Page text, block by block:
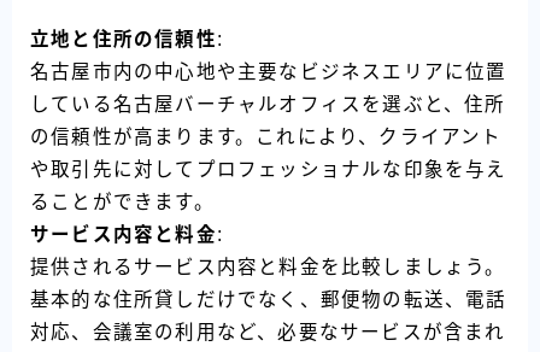
立地と住所の信頼性:
名古屋市内の中心地や主要なビジネスエリアに位置
している名古屋バーチャルオフィスを選ぶと、住所
の信頼性が高まります。これにより、クライアント
や取引先に対してプロフェッショナルな印象を与え
ることができます。
サービス内容と料金:
提供されるサービス内容と料金を比較しましょう。
基本的な住所貸しだけでなく、郵便物の転送、電話
対応、会議室の利用など、必要なサービスが含まれ